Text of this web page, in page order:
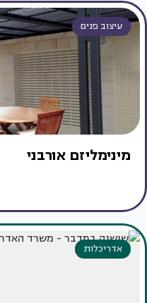
עיצוב פנים
מינימליזם אורבני
אדריכלות